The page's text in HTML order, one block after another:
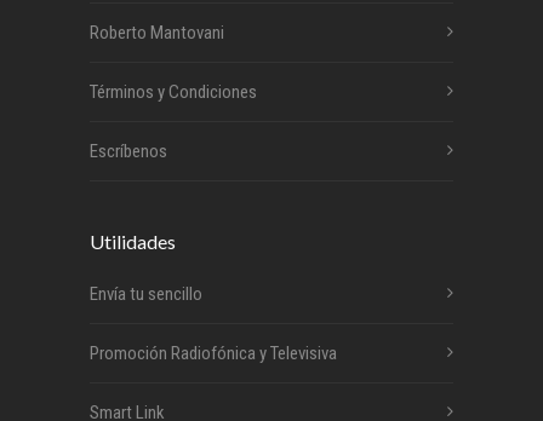
Roberto Mantovani
Términos y Condiciones
Escríbenos
Utilidades
Envía tu sencillo
Promoción Radiofónica y Televisiva
Smart Link